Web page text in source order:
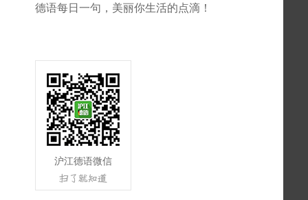
德语每日一句，美丽你生活的点滴！
沪江德语微信